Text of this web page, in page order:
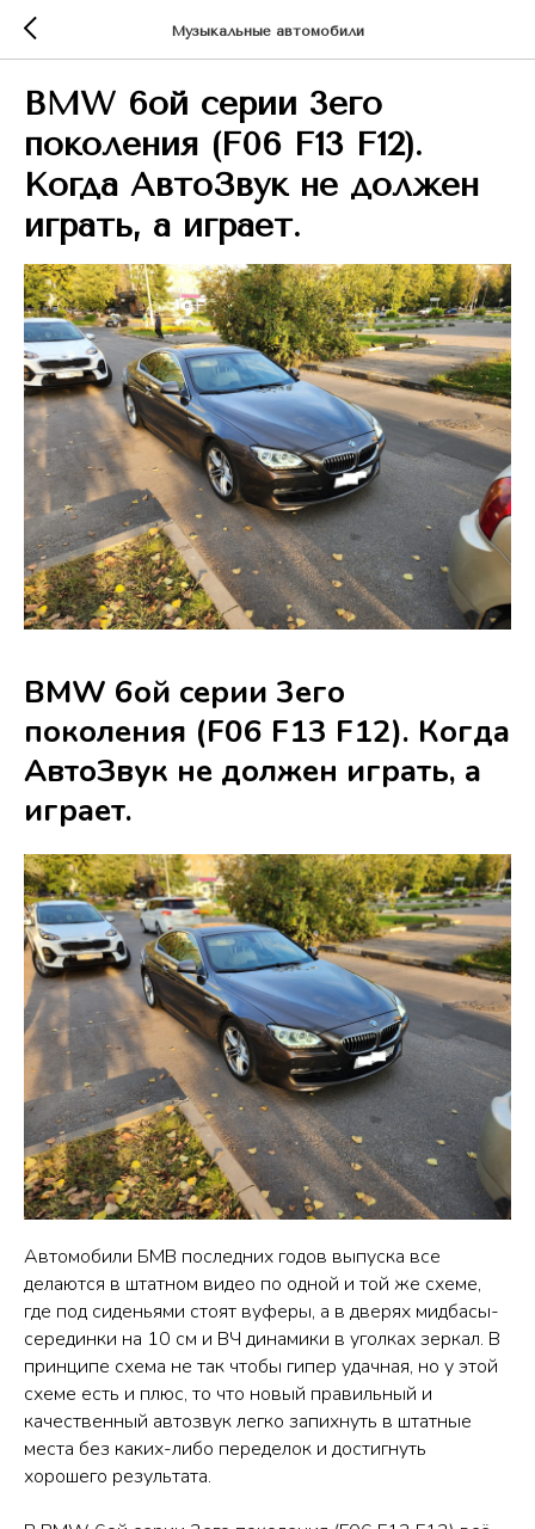
Музыкальные автомобили
BMW 6ой серии 3его
поколения (F06 F13 F12).
Когда АвтоЗвук не должен
играть, а играет.
BMW 6ой серии 3его
поколения (F06 F13 F12). Когда
АвтоЗвук не должен играть, а
играет.
Автомобили БМВ последних годов выпуска все
делаются в штатном видео по одной и той же схеме,
где под сиденьями стоят вуферы, а в дверях мидбасы-
серединки на 10 см и ВЧ динамики в уголках зеркал. В
принципе схема не так чтобы гипер удачная, но у этой
схеме есть и плюс, то что новый правильный и
качественный автозвук легко запихнуть в штатные
места без каких-либо переделок и достигнуть
хорошего результата.